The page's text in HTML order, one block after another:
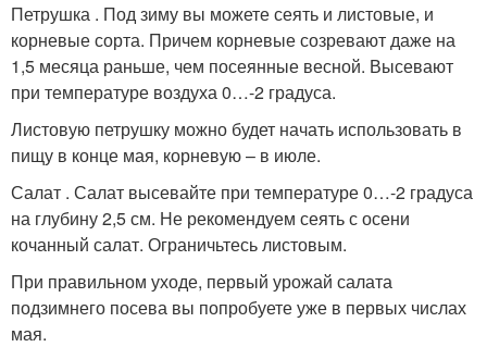
Петрушка . Под зиму вы можете сеять и листовые, и
корневые сорта. Причем корневые созревают даже на
1,5 месяца раньше, чем посеянные весной. Высевают
при температуре воздуха 0…-2 градуса.
Листовую петрушку можно будет начать использовать в
пищу в конце мая, корневую – в июле.
Салат . Салат высевайте при температуре 0…-2 градуса
на глубину 2,5 см. Не рекомендуем сеять с осени
кочанный салат. Ограничьтесь листовым.
При правильном уходе, первый урожай салата
подзимнего посева вы попробуете уже в первых числах
мая.